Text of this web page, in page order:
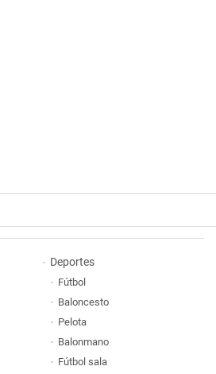
Deportes
Fútbol
Baloncesto
Pelota
Balonmano
Fútbol sala